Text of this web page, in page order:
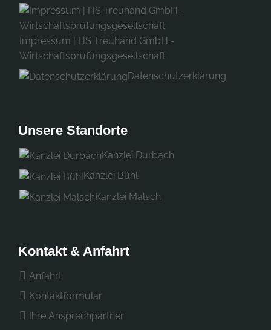
Impressum | HS Treuhand GmbH -
Wirtschaftsprüfungsgesellschaft
Datenschutzerklärung
Unsere Standorte
Kanzlei Durbach
Kanzlei Bühl
Kanzlei Malsch
Kontakt & Anfahrt
Anfahrt
Kontaktformular
Ihre Ansprechpartner